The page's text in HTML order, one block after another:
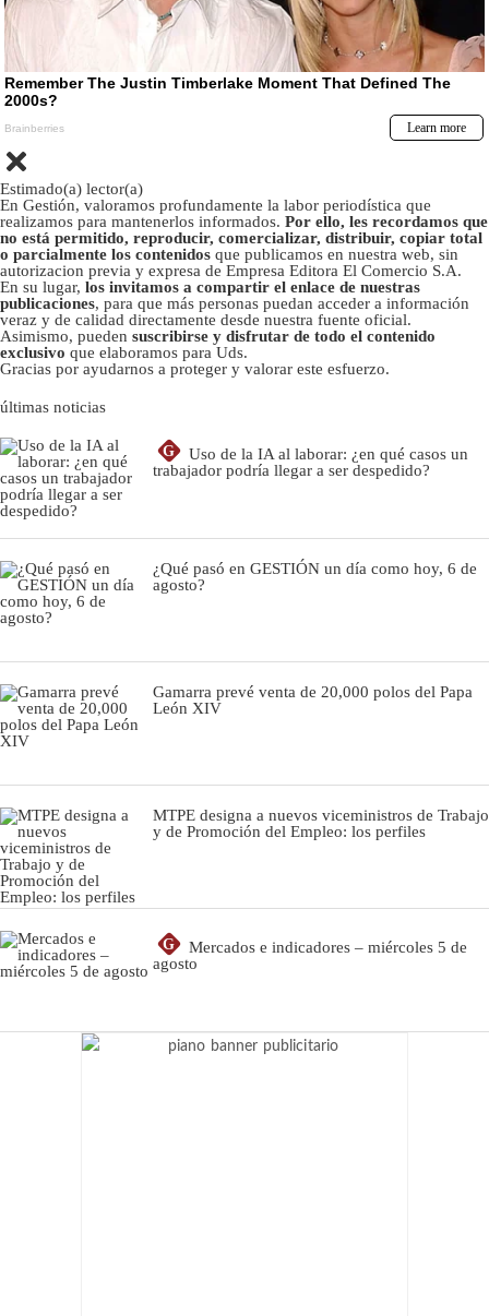
Estimado(a) lector(a)
En Gestión, valoramos profundamente la labor periodística que
realizamos para mantenerlos informados. Por ello, les recordamos que
no está permitido, reproducir, comercializar, distribuir, copiar total
o parcialmente los contenidos que publicamos en nuestra web, sin
autorizacion previa y expresa de Empresa Editora El Comercio S.A.
En su lugar, los invitamos a compartir el enlace de nuestras
publicaciones, para que más personas puedan acceder a información
veraz y de calidad directamente desde nuestra fuente oficial.
Asimismo, pueden suscribirse y disfrutar de todo el contenido
exclusivo que elaboramos para Uds.
Gracias por ayudarnos a proteger y valorar este esfuerzo.
últimas noticias
G
Uso de la IA al laborar: ¿en qué casos un
trabajador podría llegar a ser despedido?
¿Qué pasó en GESTIÓN un día como hoy, 6 de
agosto?
Gamarra prevé venta de 20,000 polos del Papa
León XIV
MTPE designa a nuevos viceministros de Trabajo
y de Promoción del Empleo: los perfiles
G
Mercados e indicadores – miércoles 5 de
agosto